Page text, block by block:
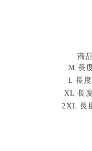
商
M 長
L 長
XL 長
2XL 長